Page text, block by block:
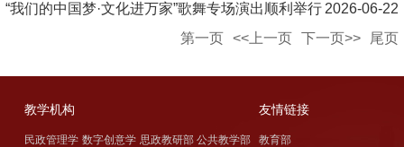
“我们的中国梦·文化进万家”歌舞专场演出顺利举行 2026-06-22
第一页 <<上一页 下一页>> 尾页
教学机构
民政管理学 数字创意学 思政教研部 公共教学部
友情链接
教育部